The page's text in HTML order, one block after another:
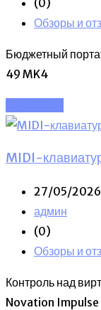
Обзоры и
Бюджетный
49 MK4
MIDI-
27/05/2026
админ
(0)
Обзоры и
Контроль над
Novation Impulse